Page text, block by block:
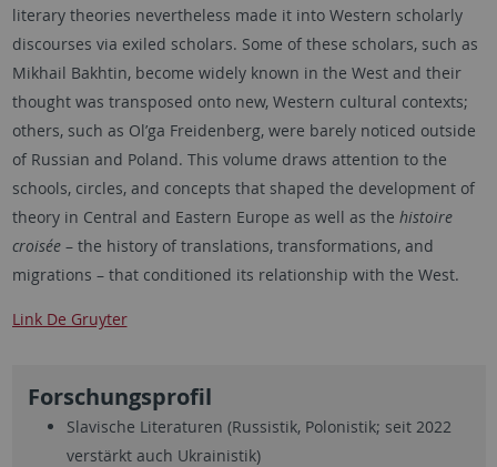
literary theories nevertheless made it into Western scholarly
discourses via exiled scholars. Some of these scholars, such as
Mikhail Bakhtin, become widely known in the West and their
thought was transposed onto new, Western cultural contexts;
others, such as Ol’ga Freidenberg, were barely noticed outside
of Russian and Poland. This volume draws attention to the
schools, circles, and concepts that shaped the development of
theory in Central and Eastern Europe as well as the histoire
croisée– the history of translations, transformations, and
migrations – that conditioned its relationship with the West.
Link De Gruyter
Forschungsprofil
Slavische Literaturen (Russistik, Polonistik; seit 2022
verstärkt auch Ukrainistik)